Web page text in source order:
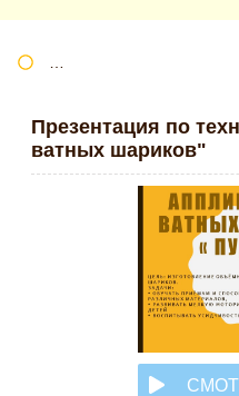
Презентация по
ватных шариков"